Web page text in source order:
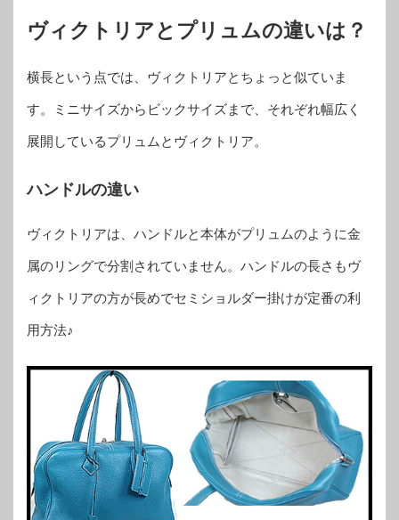
ヴィクトリアとプリュムの違いは？
横長という点では、ヴィクトリアとちょっと似ていま
す。ミニサイズからビックサイズまで、それぞれ幅広く
展開しているプリュムとヴィクトリア。
ハンドルの違い
ヴィクトリアは、ハンドルと本体がプリュムのように金
属のリングで分割されていません。ハンドルの長さもヴ
ィクトリアの方が長めでセミショルダー掛けが定番の利
用方法♪